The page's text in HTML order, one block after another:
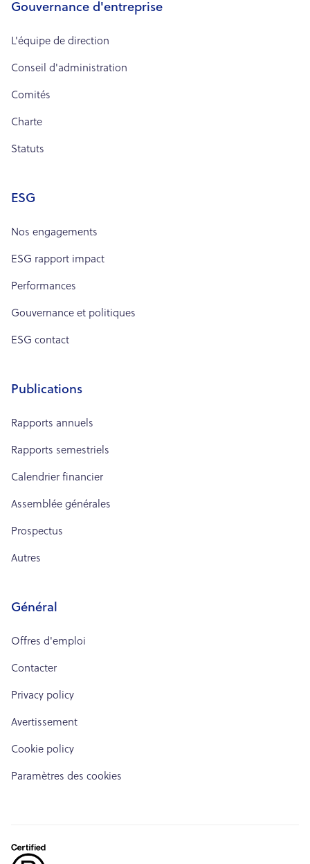
Gouvernance d'entreprise
L'équipe de direction
Conseil d'administration
Comités
Charte
Statuts
ESG
Nos engagements
ESG rapport impact
Performances
Gouvernance et politiques
ESG contact
Publications
Rapports annuels
Rapports semestriels
Calendrier financier
Assemblée générales
Prospectus
Autres
Général
Offres d'emploi
Contacter
Privacy policy
Avertissement
Cookie policy
Paramètres des cookies